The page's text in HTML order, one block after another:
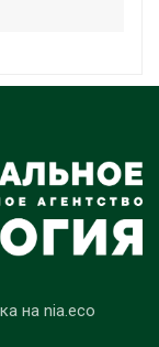
на nia.eco